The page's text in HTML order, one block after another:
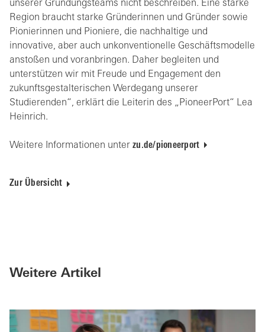
unserer Gründungsteams nicht beschreiben. Eine starke
Region braucht starke Gründerinnen und Gründer sowie
Pionierinnen und Pioniere, die nachhaltige und
innovative, aber auch unkonventionelle Geschäftsmodelle
anstoßen und voranbringen. Daher begleiten und
unterstützen wir mit Freude und Engagement den
zukunftsgestalterischen Werdegang unserer
Studierenden“, erklärt die Leiterin des „PioneerPort“ Lea
Heinrich.
Weitere Informationen unter zu.de/pioneerport
Zur Übersicht
Weitere Artikel